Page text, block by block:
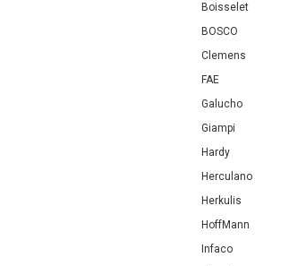
Boisselet
BOSCO
Clemens
FAE
Galucho
Giampi
Hardy
Herculano
Herkulis
HoffMann
Infaco